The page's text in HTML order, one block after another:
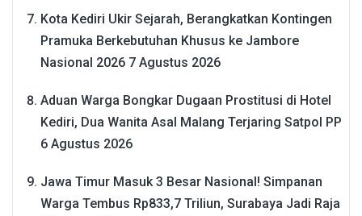
Kota Kediri Ukir Sejarah, Berangkatkan Kontingen
Pramuka Berkebutuhan Khusus ke Jambore
Nasional 2026 7 Agustus 2026
Aduan Warga Bongkar Dugaan Prostitusi di Hotel
Kediri, Dua Wanita Asal Malang Terjaring Satpol PP
6 Agustus 2026
Jawa Timur Masuk 3 Besar Nasional! Simpanan
Warga Tembus Rp833,7 Triliun, Surabaya Jadi Raja